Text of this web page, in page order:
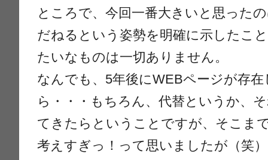
ところで、今回一番大きいと思った
だねるという姿勢を明確に示したこ
たいなものは一切ありません。
なんでも、5年後にWEBページが存
ら・・・もちろん、代替というか、
てきたらということですが、そこま
考えすぎっ！って思いましたが（笑）